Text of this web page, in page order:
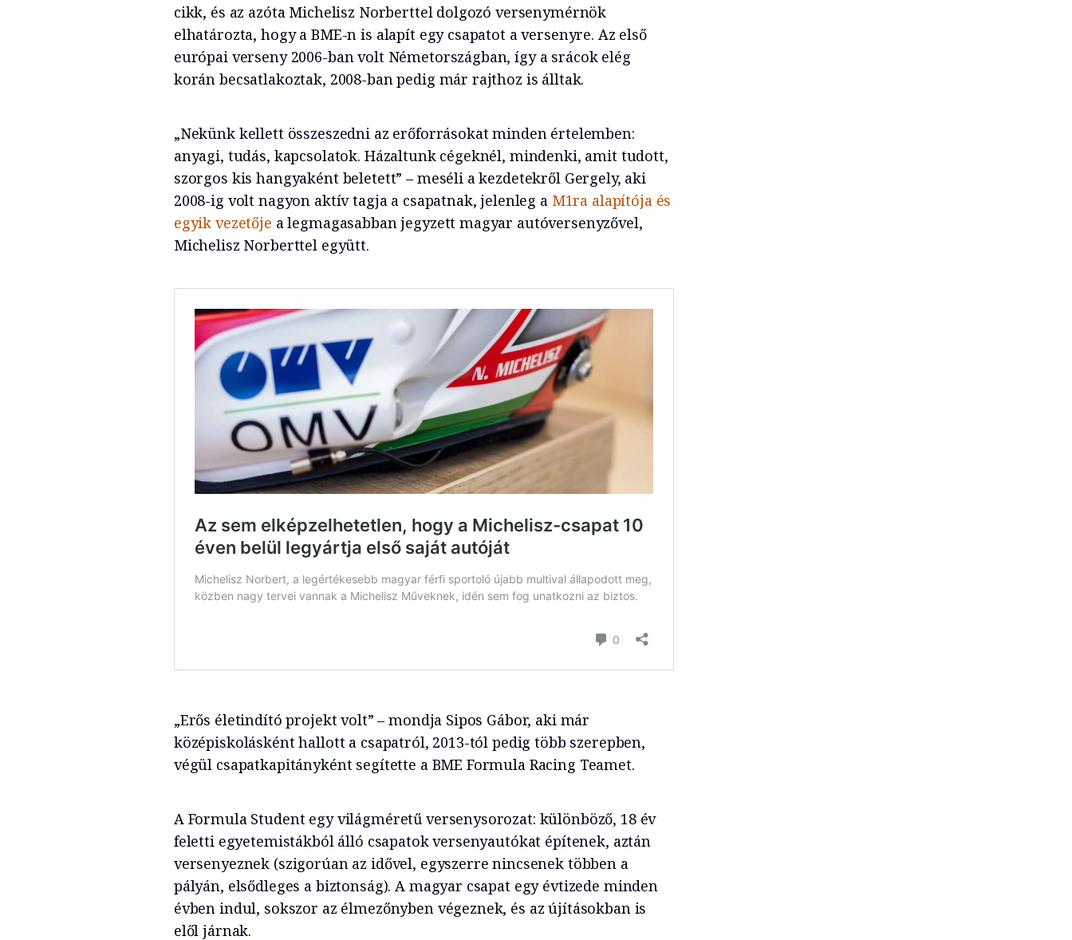
cikk, és az azóta Michelisz Norberttel dolgozó versenymérnök
elhatározta, hogy a BME-n is alapít egy csapatot a versenyre. Az első
európai verseny 2006-ban volt Németországban, így a srácok elég
korán becsatlakoztak, 2008-ban pedig már rajthoz is álltak.
„Nekünk kellett összeszedni az erőforrásokat minden értelemben:
anyagi, tudás, kapcsolatok. Házaltunk cégeknél, mindenki, amit tudott,
szorgos kis hangyaként beletett” – meséli a kezdetekről Gergely, aki
2008-ig volt nagyon aktív tagja a csapatnak, jelenleg a M1ra alapítója és
egyik vezetője a legmagasabban jegyzett magyar autóversenyzővel,
Michelisz Norberttel együtt.
„Erős életindító projekt volt” – mondja Sipos Gábor, aki már
középiskolásként hallott a csapatról, 2013-tól pedig több szerepben,
végül csapatkapitányként segítette a BME Formula Racing Teamet.
A Formula Student egy világméretű versenysorozat: különböző, 18 év
feletti egyetemistákból álló csapatok versenyautókat építenek, aztán
versenyeznek (szigorúan az idővel, egyszerre nincsenek többen a
pályán, elsődleges a biztonság). A magyar csapat egy évtizede minden
évben indul, sokszor az élmezőnyben végeznek, és az újításokban is
elől járnak.